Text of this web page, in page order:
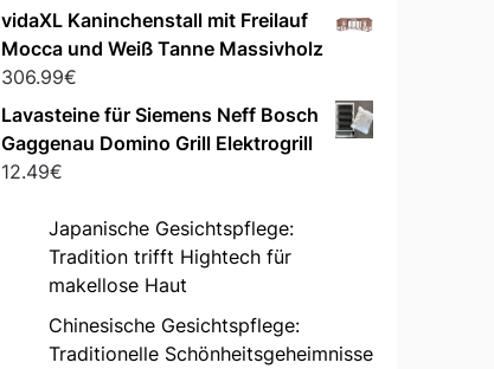
vidaXL Kaninchenstall mit Freilauf
Mocca und Weiß Tanne Massivholz
306.99€
Lavasteine für Siemens Neff Bosch
Gaggenau Domino Grill Elektrogrill
12.49€
Japanische Gesichtspflege:
Tradition trifft Hightech für
makellose Haut
Chinesische Gesichtspflege:
Traditionelle Schönheitsgeheimnisse